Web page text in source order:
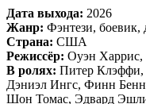
Дата выхода: 2026
Жанр: Фэнтези, боевик,
Страна: США
Режиссёр: Оуэн Харрис,
В ролях: Питер Клэффи,
Дэниэл Ингс, Финн
Шон Томас, Эдвард